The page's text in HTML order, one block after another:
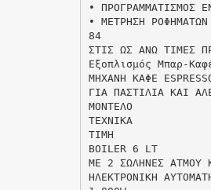
• ΠΡΟΓΡΑΜΜΑΤΙΣΜΟΣ
• ΜΕΤΡΗΣΗ ΡΟΦΗΜΑΤΩΝ
84
ΣΤΙΣ ΩΣ ΑΝΩ ΤΙΜΕΣ
Eξοπλισμός Μπαρ-
ΜΗΧΑΝH ΚΑΦΕ
ΓΙΑ ΠΑΣΤΙΛΙΑ ΚΑΙ
MONTEΛO
TEXNIKA
TIMH
BOILER 6 LT
ME 2 ΣΩΛΗΝΕΣ ΑΤΜΟΥ
HΛEKTPONIKH